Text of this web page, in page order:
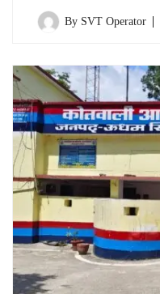
By SVT Operator